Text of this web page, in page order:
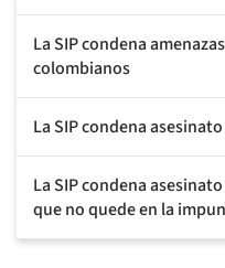
La SIP condena
colombianos
La SIP condena
La SIP condena
que no quede en la